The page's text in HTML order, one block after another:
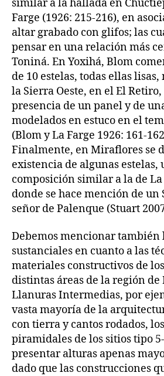
similar a la hallada en
Farge (1926: 215-216), en
altar grabado con glifos; las
pensar en una relación más
Toniná. En Yoxihá, Blom
de 10 estelas, todas ellas
la Sierra Oeste, en el El
presencia de un panel y de
modelados en estuco en el
(Blom y La Farge 1926: 161-
Finalmente, en Miraflores se
existencia de algunas estelas,
composición similar a la de La
donde se hace mención de un
señor de Palenque (Stuart
Debemos mencionar también
sustanciales en cuanto a las
materiales constructivos de
distintas áreas de la región de
Llanuras Intermedias, por
vasta mayoría de la
con tierra y cantos rodados,
piramidales de los sitios tipo
presentar alturas apenas
dado que las construcciones